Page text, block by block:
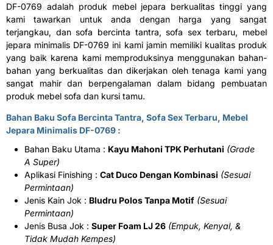
DF-0769 adalah produk mebel jepara berkualitas tinggi yang
kami tawarkan untuk anda dengan harga yang sangat
terjangkau, dan sofa bercinta tantra, sofa sex terbaru, mebel
jepara minimalis DF-0769 ini kami jamin memiliki kualitas produk
yang baik karena kami memproduksinya menggunakan bahan-
bahan yang berkualitas dan dikerjakan oleh tenaga kami yang
sangat mahir dan berpengalaman dalam bidang pembuatan
produk mebel sofa dan kursi tamu.
Bahan Baku Sofa Bercinta Tantra, Sofa Sex Terbaru, Mebel
Jepara Minimalis DF-0769 :
Bahan Baku Utama : Kayu Mahoni TPK Perhutani (Grade
A Super)
Aplikasi Finishing : Cat Duco Dengan Kombinasi (Sesuai
Permintaan)
Jenis Kain Jok : Bludru Polos Tanpa Motif (Sesuai
Permintaan)
Jenis Busa Jok : Super Foam LJ 26 (Empuk, Kenyal, &
Tidak Mudah Kempes)